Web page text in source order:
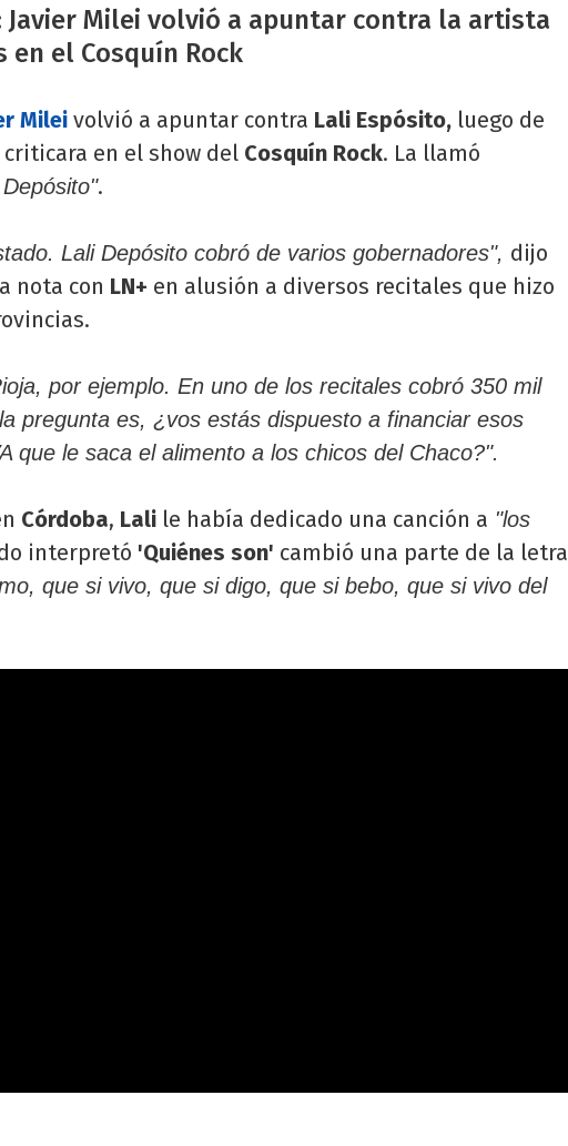
Javier Milei volvió a apuntar contra la artista
el Cosquín Rock
Milei volvió a apuntar contra Lali Espósito, luego de
en el show del Cosquín Rock. La llamó
Depósito".
Lali Depósito cobró de varios gobernadores", dijo
nota con LN+ en alusión a diversos recitales que hizo
por ejemplo. En uno de los recitales cobró 350 mil
pregunta es, ¿vos estás dispuesto a financiar esos
que le saca el alimento a los chicos del Chaco?".
Córdoba, Lali le había dedicado una canción a "los
interpretó 'Quiénes son' cambió una parte de la letra
que si vivo, que si digo, que si bebo, que si vivo del